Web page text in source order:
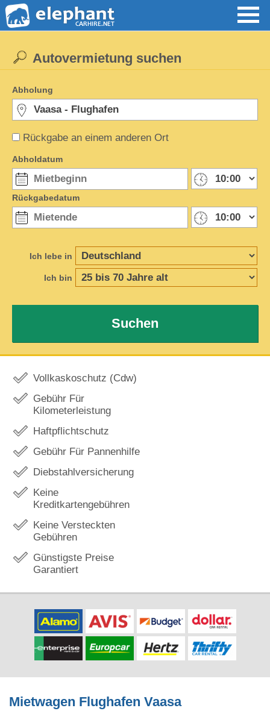
Rückgabe an einem anderen Ort
Autovermietung suchen
Abholung
Abholdatum
Rückgabedatum
Ich lebe in
Ich bin
Suchen
Vollkaskoschutz (Cdw)
Gebühr Für
Kilometerleistung
Haftpflichtschutz
Gebühr Für Pannenhilfe
Diebstahlversicherung
Keine
Kreditkartengebühren
Keine Versteckten
Gebühren
Günstigste Preise
Garantiert
Mietwagen Flughafen Vaasa